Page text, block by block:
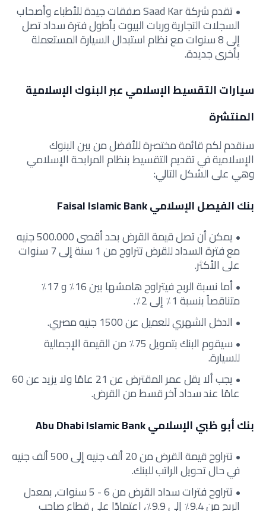
تقدم شركة Saad Kar صفقات جيدة للأطباء وأصحاب
السجلات التجارية وربات البيوت بأطول فترة سداد تصل
إلى 8 سنوات مع نظام استبدال السيارة المستعملة
بأخرى جديدة.
سيارات التقسيط الإسلامي عبر البنوك الإسلامية
المنتشرة
سنقدم لكم قائمة مختصرة للأفضل من بين البنوك
الإسلامية في تقديم التقسيط بنظام المرابحة الإسلامي
وهي على الشكل التالي:
بنك الفيصل الإسلامي Faisal Islamic Bank
يمكن أن تصل قيمة القرض بحد أقصى 500.000 جنيه
مع فترة السداد للقرض تتراوح من 1 سنة إلى 7 سنوات
على الأكثر.
أما نسبة الربح فيتراوح هامشها بين 16٪ و 17٪
متناقصاً بنسبة 1٪ إلى 2٪.
الدخل الشهري للعميل عن 1500 جنيه مصري.
سيقوم البنك بتمويل 75٪ من القيمة الإجمالية
للسيارة.
يجب ألا يقل عمر المقترض عن 21 عامًا ولا يزيد عن 60
عامًا عند سداد آخر قسط من القرض.
بنك أبو ظبي الإسلامي Abu Dhabi Islamic Bank
تتراوح قيمة القرض من 20 ألف جنيه إلى 500 ألف جنيه
في حال تحويل الراتب للبنك.
تتراوح فترات سداد القرض من 6 - 5 سنوات, بمعدل
الربح من 9.4٪ إلى 9.9٪، اعتمادًا على قطاع صاحب